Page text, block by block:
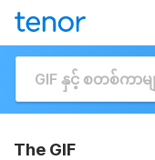
The GIF